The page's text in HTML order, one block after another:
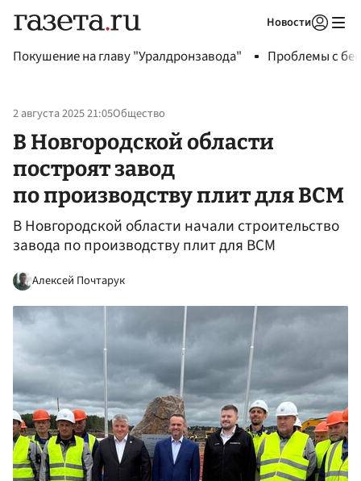
Новости
Покушение на главу "Уралдронзавода" Проблемы с
2 августа 2025 21:05Общество
В Новгородской области
построят завод
по производству плит для ВСМ
В Новгородской области начали строительство
завода по производству плит для ВСМ
Алексей Почтарук